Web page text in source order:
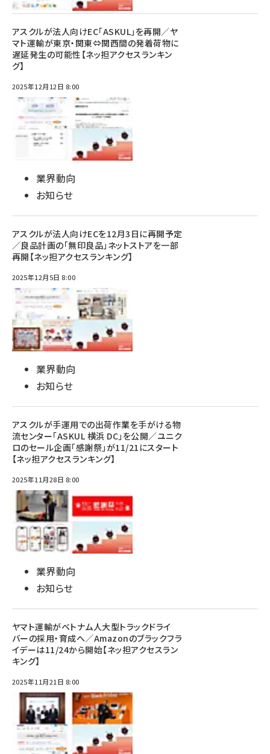
アスクルが法人向けEC「ASKUL」を再開／ヤ
マト運輸が東京・関東⇔関西間の発着荷物に
遅延発生の可能性【ネッ担アクセスランキン
グ】
2025年12月12日 8:00
業界動向
お知らせ
アスクルが法人向けECを12月3日に再開予定
／良品計画の「無印良品」ネットストアを一部
再開【ネッ担アクセスランキング】
2025年12月5日 8:00
業界動向
お知らせ
アスクルが手運用での出荷作業を手がける物
流センター「ASKUL 横浜 DC」を公開／ユニク
ロのセール企画「感謝祭」が11/21にスタート
【ネッ担アクセスランキング】
2025年11月28日 8:00
業界動向
お知らせ
ヤマト運輸がベトナム人大型トラックドライ
バーの採用・育成へ／Amazonのブラックフラ
イデーは11/24から開始【ネッ担アクセスラン
キング】
2025年11月21日 8:00